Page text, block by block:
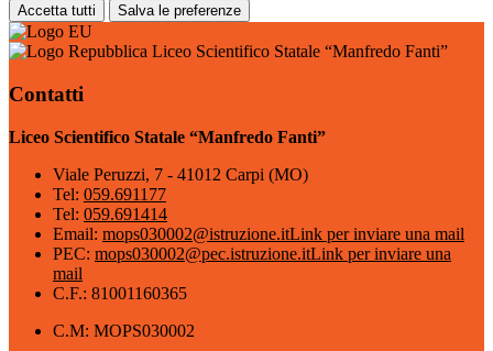
Accetta tutti Salva le preferenze
Liceo Scientifico Statale “Manfredo Fanti”
Contatti
Liceo Scientifico Statale “Manfredo Fanti”
Viale Peruzzi, 7 - 41012 Carpi (MO)
Tel: 059.691177
Tel: 059.691414
Email: mops030002@istruzione.itLink per inviare una mail
PEC: mops030002@pec.istruzione.itLink per inviare una
mail
C.F.: 81001160365
C.M: MOPS030002